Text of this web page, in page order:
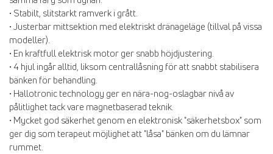
• Stabilt, slitstarkt ramverk i grått.
• Justerbar mittsektion med elektriskt dränageläge (tillval på vissa
modeller).
• En kraftfull elektrisk motor ger snabb höjdjustering.
• 4 hjul ingår alltid, liksom centrallåsning för att snabbt stabilisera
bänken för behandling.
• Hallotronic technology ger en nära-nog-oslagbar nivå av
pålitlighet tack vare magnetbaserad teknik.
• Mycket god säkerhet genom en elektronisk "säkerhetsbox" som
ger dig som terapeut möjlighet att "låsa" bänken om du lämnar
rummet.